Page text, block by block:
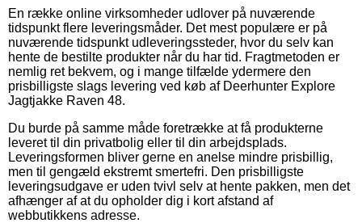
En række online virksomheder udlover på nuværende
tidspunkt flere leveringsmåder. Det mest populære er på
nuværende tidspunkt udleveringssteder, hvor du selv kan
hente de bestilte produkter når du har tid. Fragtmetoden er
nemlig ret bekvem, og i mange tilfælde ydermere den
prisbilligste slags levering ved køb af Deerhunter Explore
Jagtjakke Raven 48.
Du burde på samme måde foretrække at få produkterne
leveret til din privatbolig eller til din arbejdsplads.
Leveringsformen bliver gerne en anelse mindre prisbillig,
men til gengæld ekstremt smertefri. Den prisbilligste
leveringsudgave er uden tvivl selv at hente pakken, men det
afhænger af at du opholder dig i kort afstand af
webbutikkens adresse.